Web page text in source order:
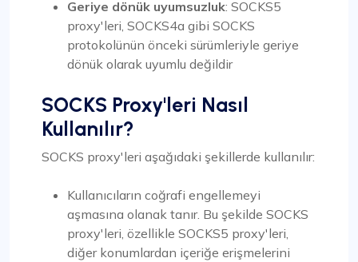
Geriye dönük uyumsuzluk: SOCKS5
proxy'leri, SOCKS4a gibi SOCKS
protokolünün önceki sürümleriyle geriye
dönük olarak uyumlu değildir
SOCKS Proxy'leri Nasıl
Kullanılır?
SOCKS proxy'leri aşağıdaki şekillerde kullanılır:
Kullanıcıların coğrafi engellemeyi
aşmasına olanak tanır. Bu şekilde SOCKS
proxy'leri, özellikle SOCKS5 proxy'leri,
diğer konumlardan içeriğe erişmelerini